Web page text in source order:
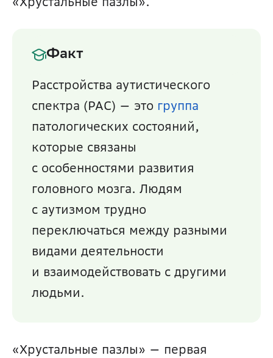
Факт
Расстройства аутистического
спектра (РАС) — это
патологических состояний,
которые связаны
с особенностями развития
головного мозга. Людям
с аутизмом трудно
переключаться между разными
видами деятельности
и взаимодействовать с другими
людьми.
«Хрустальные пазлы» — первая